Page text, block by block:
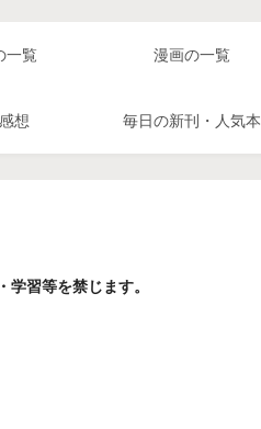
一覧 漫画の一覧
想 毎日の新刊・人気本
習等を禁じます。